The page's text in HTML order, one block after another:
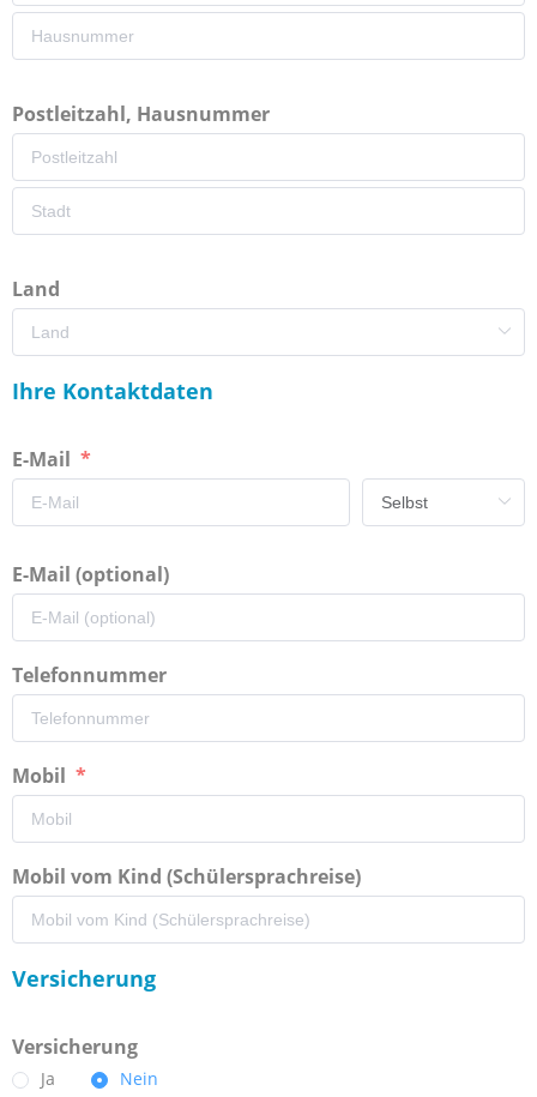
Postleitzahl, Hausnummer
Land
Ihre Kontaktdaten
E-Mail
E-Mail (optional)
Telefonnummer
Mobil
Mobil vom Kind (Schülersprachreise)
Versicherung
Versicherung
Ja Nein